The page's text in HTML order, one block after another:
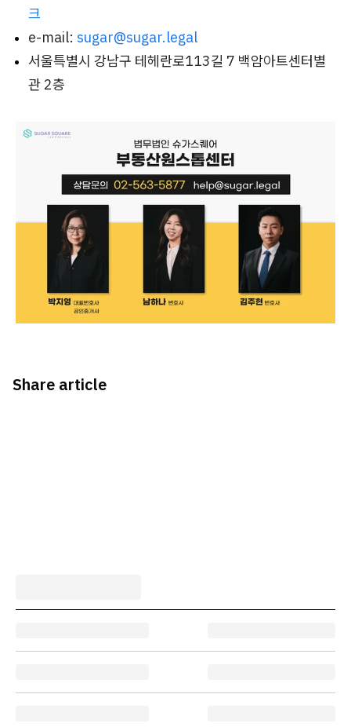
크
e-mail: sugar@sugar.legal
서울특별시 강남구 테헤란로113길 7 백암아트센터별
관 2층
Share article